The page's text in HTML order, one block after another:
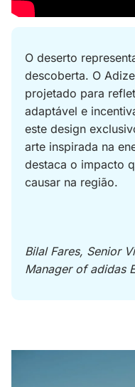
O deserto
descoberta. O
projetado para
adaptável e
este design
arte inspirada na
destaca o impacto
causar na região.
Bilal Fares, Senior
Manager of adidas